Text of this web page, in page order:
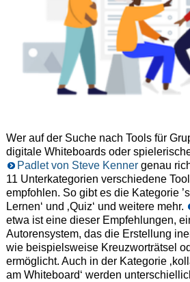
Wer auf der Suche nach Tools für
digitale Whiteboards oder
Padlet von Steve Kennergenau
11 Unterkategorien verschiedene
empfohlen. So gibt es die Kategorie
Lernen‘ und ‚Quiz‘ und weitere mehr.
etwa ist eine dieser Empfehlungen,
Autorensystem, das die Erstellung
wie beispielsweise Kreuzworträtsel
ermöglicht. Auch in der Kategorie
am Whiteboard‘ werden